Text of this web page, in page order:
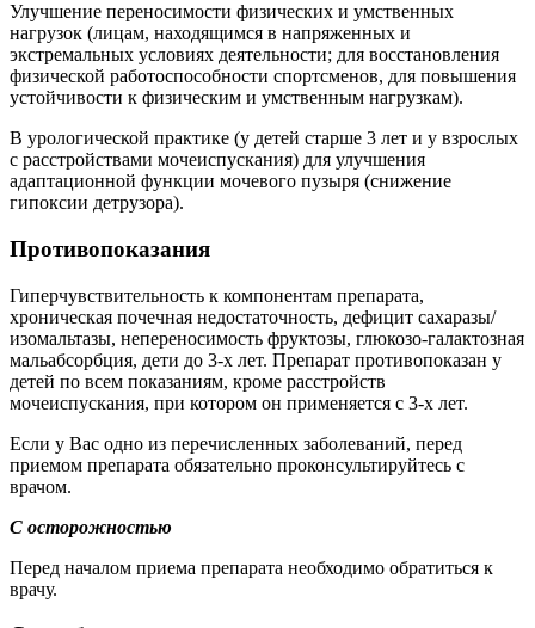
Улучшение переносимости физических и умственных
нагрузок (лицам, находящимся в напряженных и
экстремальных условиях деятельности; для восстановления
физической работоспособности спортсменов, для повышения
устойчивости к физическим и умственным нагрузкам).
В урологической практике (у детей старше 3 лет и у взрослых
с расстройствами мочеиспускания) для улучшения
адаптационной функции мочевого пузыря (снижение
гипоксии детрузора).
Противопоказания
Гиперчувствительность к компонентам препарата,
хроническая почечная недостаточность, дефицит сахаразы/
изомальтазы, непереносимость фруктозы, глюкозо-галактозная
мальабсорбция, дети до 3‑х лет. Препарат противопоказан у
детей по всем показаниям, кроме расстройств
мочеиспускания, при котором он применяется с 3-х лет.
Если у Вас одно из перечисленных заболеваний, перед
приемом препарата обязательно проконсультируйтесь с
врачом.
С осторожностью
Перед началом приема препарата необходимо обратиться к
врачу.